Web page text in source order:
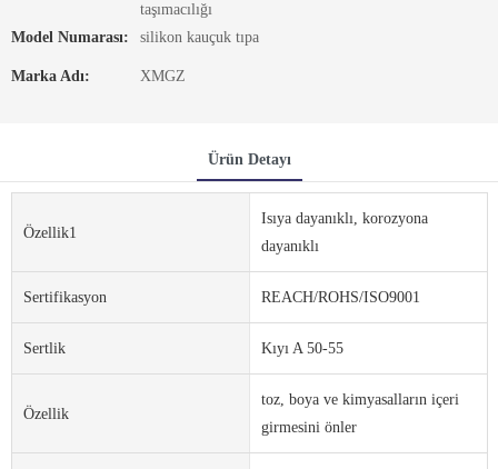
taşımacılığı
Model Numarası:
silikon kauçuk tıpa
Marka Adı: XMGZ
Ürün Detayı
Özellik1
Isıya dayanıklı, korozyona
dayanıklı
Sertifikasyon REACH/ROHS/ISO9001
Sertlik Kıyı A 50-55
Özellik
toz, boya ve kimyasalların içeri
girmesini önler